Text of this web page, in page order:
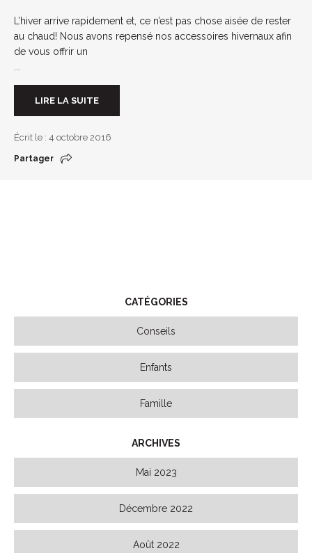
L’hiver arrive rapidement et, ce n’est pas chose aisée de rester
au chaud! Nous avons repensé nos accessoires hivernaux afin
de vous offrir un
LIRE LA SUITE
Écrit le : 4 octobre 2016
Partager
CATÉGORIES
Conseils
Enfants
Famille
ARCHIVES
Mai 2023
Décembre 2022
Août 2022